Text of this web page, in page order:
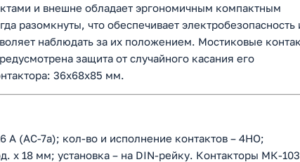
и внешне обладает эргономичным компактным
разомкнуты, что обеспечивает электробезопасность
наблюдать за их положением. Мостиковые
защита от случайного касания его
36х68х85 мм.
А (АС-7а); кол-во и исполнение контактов – 4НО;
х 18 мм; установка – на DIN-рейку. Контакторы МК-103